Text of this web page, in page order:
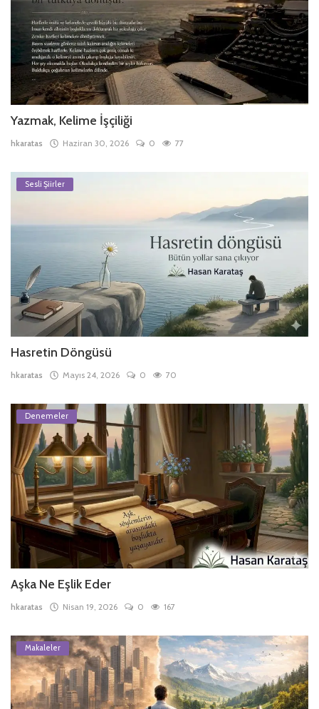
Yazmak, Kelime İşçiliği
hkaratas Haziran 30, 2026 0 77
Sesli Şiirler
Hasretin Döngüsü
hkaratas Mayıs 24, 2026 0 70
Denemeler
Aşka Ne Eşlik Eder
hkaratas Nisan 19, 2026 0 167
Makaleler